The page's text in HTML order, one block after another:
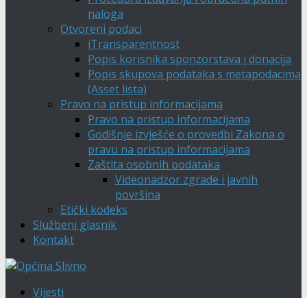
naloga
Otvoreni podaci
iTransparentnost
Popis korisnika sponzorstava i donacija
Popis skupova podataka s metapodacima
(Asset lista)
Pravo na pristup informacijama
Pravo na pristup informacijama
Godišnje izvješće o provedbi Zakona o
pravu na pristup informacijama
Zaštita osobnih podataka
Videonadzor zgrade i javnih
površina
Etički kodeks
Službeni glasnik
Kontakt
Vijesti